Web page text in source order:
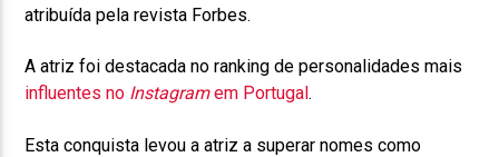
atribuída pela revista Forbes.
A atriz foi destacada no ranking de personalidades mais
influentes no Instagramem Portugal.
Esta conquista levou a atriz a superar nomes como